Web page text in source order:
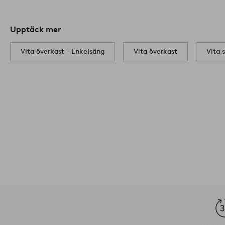
Upptäck mer
Vita överkast - Enkelsäng Vita överkast Vita